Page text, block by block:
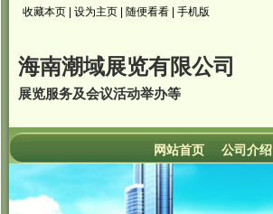
收藏本页 设为主页 随便看看 手机版
海南潮域展览有限公司
展览服务及会议活动举办等
网站首页 公司介绍